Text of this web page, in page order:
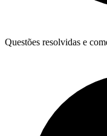
Questões resolvidas e